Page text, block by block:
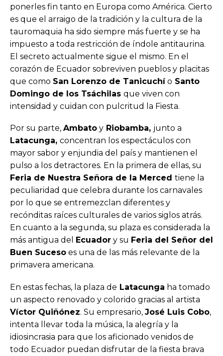
ponerles fin tanto en Europa como América. Cierto
es que el arraigo de la tradición y la cultura de la
tauromaquia ha sido siempre más fuerte y se ha
impuesto a toda restricción de índole antitaurina.
El secreto actualmente sigue el mismo. En el
corazón de Ecuador sobreviven pueblos y placitas
que como San Lorenzo de Tanicuchío Santo
Domingo de los Tsáchilas que viven con
intensidad y cuidan con pulcritud la Fiesta.
Por su parte, Ambato y Riobamba, junto a
Latacunga, concentran los espectáculos con
mayor sabor y enjundia del país y mantienen el
pulso a los detractores. En la primera de ellas, su
Feria de Nuestra Señora de la Merced tiene la
peculiaridad que celebra durante los carnavales
por lo que se entremezclan diferentes y
recónditas raíces culturales de varios siglos atrás.
En cuanto a la segunda, su plaza es considerada la
más antigua del
Ecuador y su Feria del Señor del
Buen Suceso es una de las más relevante de la
primavera americana.
En estas fechas, la plaza de Latacunga ha tomado
un aspecto renovado y colorido gracias al artista
Víctor Quiñónez. Su empresario, José Luis Cobo,
intenta llevar toda la música, la alegría y la
idiosincrasia para que los aficionado venidos de
todo Ecuador puedan disfrutar de la fiesta brava